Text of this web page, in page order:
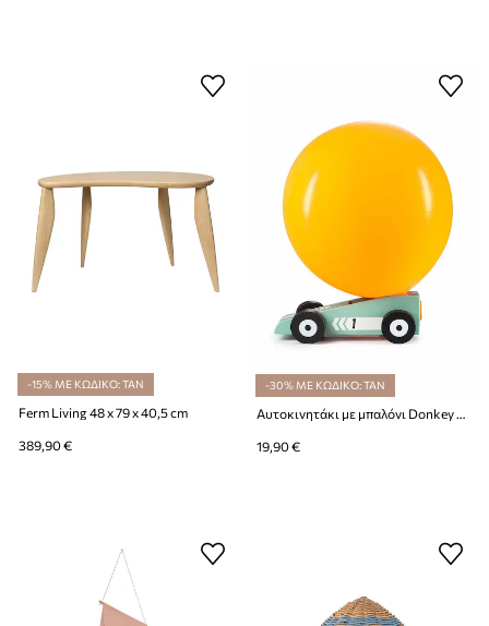
-15% ΜΕ ΚΩΔΙΚΟ: TAN
Ferm Living 48 x 79 x 40,5 cm
389,90 €
-30% ΜΕ ΚΩΔΙΚΟ: TAN
Αυτοκινητάκι με μπαλόνι Donkey Balloon Racer
19,90 €